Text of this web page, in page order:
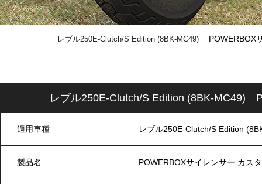
レブル250E-Clutch/S Edition (8BK-MC49) POWERBOX
レブル250E-Clutch/S Edition (8BK-MC49)
適用車種 レブル250E-Clutch/S Edition
製品名 POWERBOXサイレンサー カス